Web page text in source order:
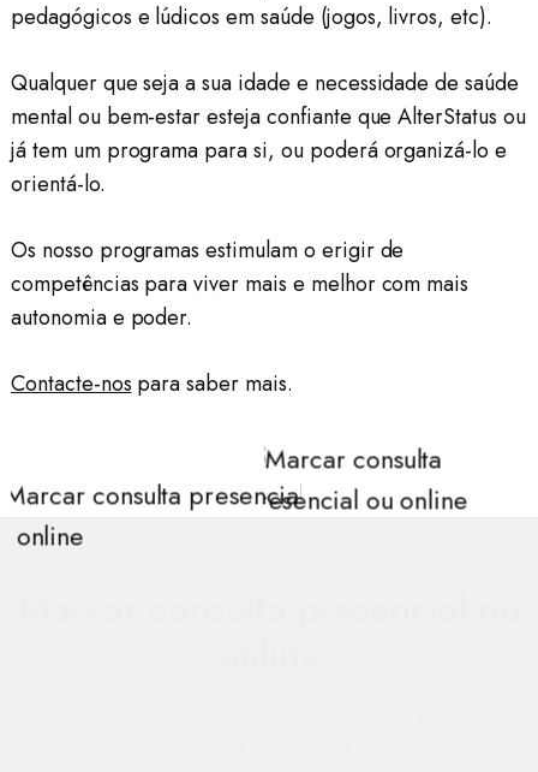
pedagógicos e lúdicos em saúde (jogos, livros, etc).
Qualquer que seja a sua idade e necessidade de saúde
mental ou bem-estar esteja confiante que AlterStatus ou
já tem um programa para si, ou poderá organizá-lo e
orientá-lo.
Os nosso programas estimulam o erigir de
competências para viver mais e melhor com mais
autonomia e poder.
Contacte-nos para saber mais.